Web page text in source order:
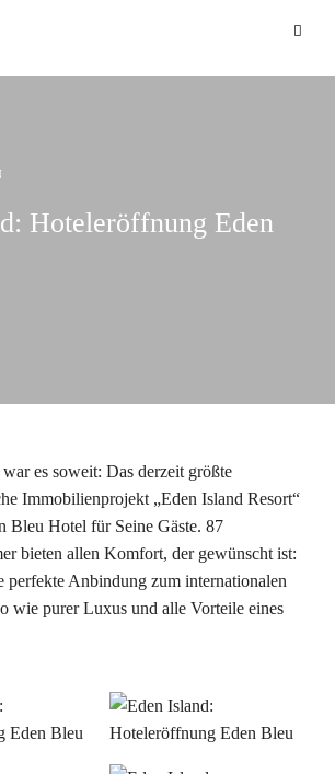
Hoteleröffnung Eden
es soweit: Das derzeit größte
Immobilienprojekt „Eden Island Resort“
Bleu Hotel für Seine Gäste. 87
bieten allen Komfort, der gewünscht ist:
perfekte Anbindung zum internationalen
wie purer Luxus und alle Vorteile eines